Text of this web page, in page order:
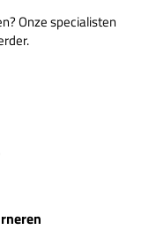
Onze specialisten